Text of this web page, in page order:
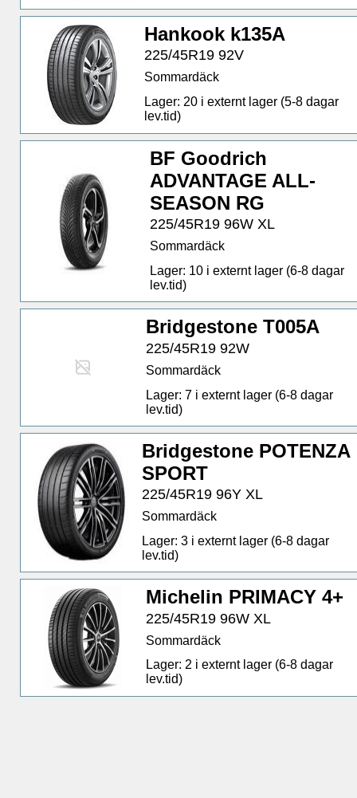
Hankook k135A
225/45R19 92V
Sommardäck
Lager: 20 i externt lager (5-8 dagar
lev.tid)
BF Goodrich
ADVANTAGE ALL-
SEASON RG
225/45R19 96W XL
Sommardäck
Lager: 10 i externt lager (6-8 dagar
lev.tid)
Bridgestone T005A
225/45R19 92W
Sommardäck
Lager: 7 i externt lager (6-8 dagar
lev.tid)
Bridgestone POTENZA
SPORT
225/45R19 96Y XL
Sommardäck
Lager: 3 i externt lager (6-8 dagar
lev.tid)
Michelin PRIMACY 4+
225/45R19 96W XL
Sommardäck
Lager: 2 i externt lager (6-8 dagar
lev.tid)